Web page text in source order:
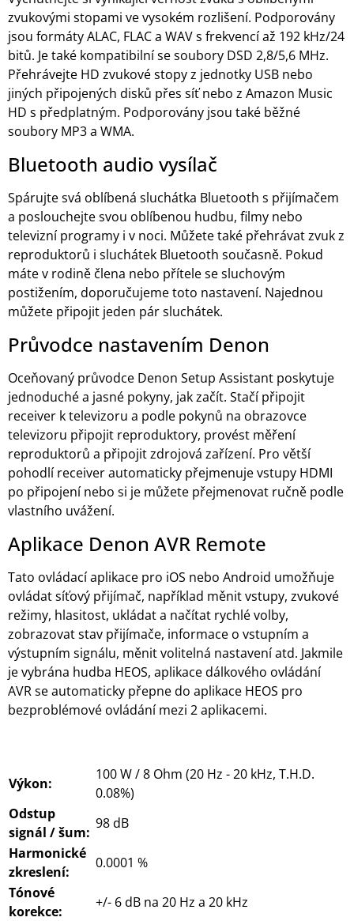
zvukovými stopami ve vysokém rozlišení. Podporovány
jsou formáty ALAC, FLAC a WAV s frekvencí až 192 kHz/24
bitů. Je také kompatibilní se soubory DSD 2,8/5,6 MHz.
Přehrávejte HD zvukové stopy z jednotky USB nebo
jiných připojených disků přes síť nebo z Amazon Music
HD s předplatným. Podporovány jsou také běžné
soubory MP3 a WMA.
Bluetooth audio vysílač
Spárujte svá oblíbená sluchátka Bluetooth s přijímačem
a poslouchejte svou oblíbenou hudbu, filmy nebo
televizní programy i v noci. Můžete také přehrávat zvuk z
reproduktorů i sluchátek Bluetooth současně. Pokud
máte v rodině člena nebo přítele se sluchovým
postižením, doporučujeme toto nastavení. Najednou
můžete připojit jeden pár sluchátek.
Průvodce nastavením Denon
Oceňovaný průvodce Denon Setup Assistant poskytuje
jednoduché a jasné pokyny, jak začít. Stačí připojit
receiver k televizoru a podle pokynů na obrazovce
televizoru připojit reproduktory, provést měření
reproduktorů a připojit zdrojová zařízení. Pro větší
pohodlí receiver automaticky přejmenuje vstupy HDMI
po připojení nebo si je můžete přejmenovat ručně podle
vlastního uvážení.
Aplikace Denon AVR Remote
Tato ovládací aplikace pro iOS nebo Android umožňuje
ovládat síťový přijímač, například měnit vstupy, zvukové
režimy, hlasitost, ukládat a načítat rychlé volby,
zobrazovat stav přijímače, informace o vstupním a
výstupním signálu, měnit volitelná nastavení atd. Jakmile
je vybrána hudba HEOS, aplikace dálkového ovládání
AVR se automaticky přepne do aplikace HEOS pro
bezproblémové ovládání mezi 2 aplikacemi.
Výkon:
100 W / 8 Ohm (20 Hz - 20 kHz, T.H.D.
0.08%)
Odstup
signál / šum:
98 dB
Harmonické
zkreslení:
0.0001 %
Tónové
korekce:
+/- 6 dB na 20 Hz a 20 kHz